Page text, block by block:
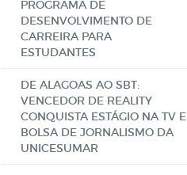
PROGRAMA DE
DESENVOLVIMENTO DE
CARREIRA PARA
ESTUDANTES
DE ALAGOAS AO SBT:
VENCEDOR DE REALITY
CONQUISTA ESTÁGIO NA TV E
BOLSA DE JORNALISMO DA
UNICESUMAR